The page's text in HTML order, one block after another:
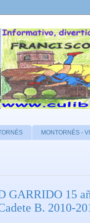
MONTORNÈS -
GARRIDO 15
B. 2010-